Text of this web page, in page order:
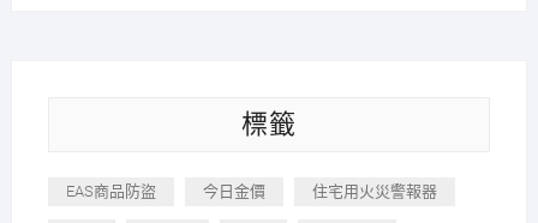
標籤
EAS商品防盜 今日金價 住宅用火災警報器